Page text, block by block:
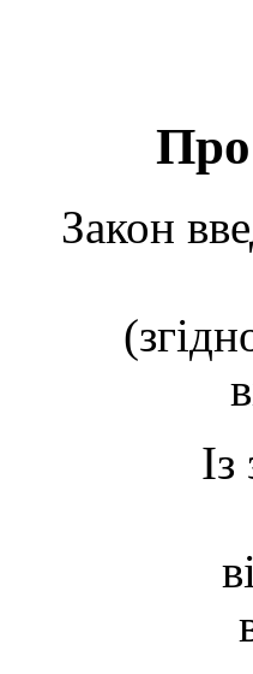
Про
Закон